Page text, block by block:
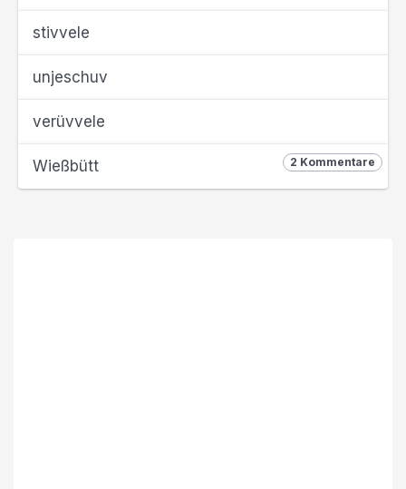
stivvele
unjeschuv
verüvvele
2 Kommentare
Wießbütt